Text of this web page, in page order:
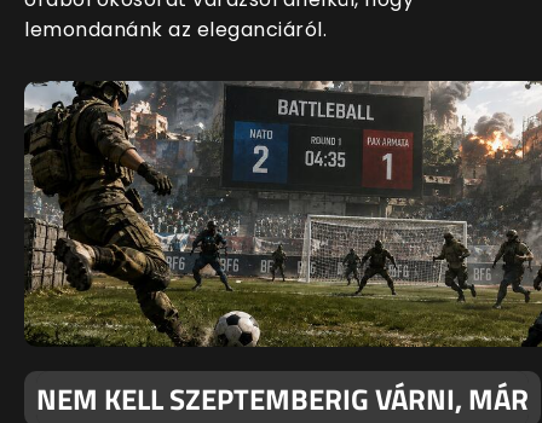
lemondanánk az eleganciáról.
NEM KELL SZEPTEMBERIG VÁRNI, MÁR